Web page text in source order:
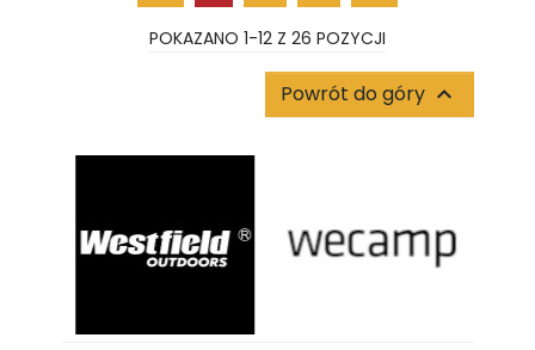
POKAZANO 1-12 Z 26 POZYCJI
Powrót do góry 